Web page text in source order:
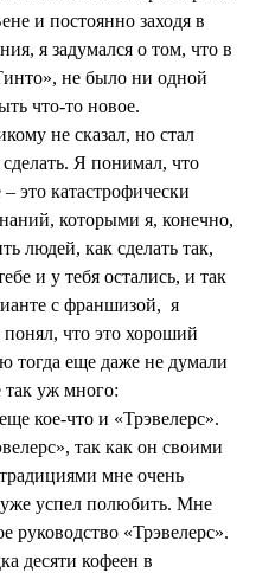
и постоянно заходя в
я задумался о том, что в
не было ни одной
что-то новое.
не сказал, но стал
Я понимал, что
это катастрофически
которыми я, конечно,
людей, как сделать так,
и у тебя остались, и так
с франшизой, я
что это хороший
тогда еще даже не думали
так уж много:
кое-что и «Трэвелерс».
так как он своими
мне очень
успел полюбить. Мне
руководство «Трэвелерс».
десяти кофеен в